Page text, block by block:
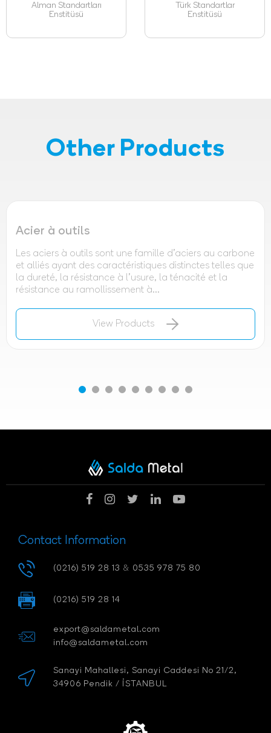
Alman Standartları
Enstitüsü
Türk Standartlar
Enstitüsü
Other Products
Acier à outils
Les aciers à outils sont une famille d'aciers au carbone
et alliés ayant des caractéristiques distinctes telles que
la dureté, la résistance à l'usure, la ténacité et la
résistance au ramollissement à...
View Products
Contact Information
(0216) 519 28 13 & 0535 978 75 80
(0216) 519 28 14
export@saldametal.com
info@saldametal.com
Sanayi Mahallesi, Sanayi Caddesi No 21/2,
34906 Pendik / İSTANBUL